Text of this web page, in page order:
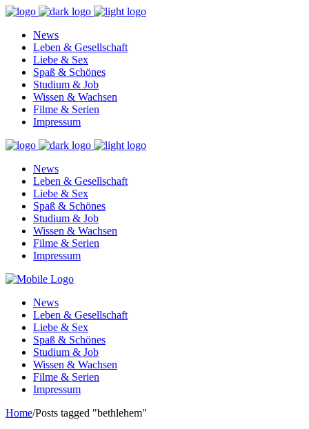
News
Leben & Gesellschaft
Liebe & Sex
Spaß & Schönes
Studium & Job
Wissen & Wachsen
Filme & Serien
Impressum
News
Leben & Gesellschaft
Liebe & Sex
Spaß & Schönes
Studium & Job
Wissen & Wachsen
Filme & Serien
Impressum
News
Leben & Gesellschaft
Liebe & Sex
Spaß & Schönes
Studium & Job
Wissen & Wachsen
Filme & Serien
Impressum
Home/Posts tagged "bethlehem"